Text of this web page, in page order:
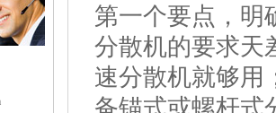
第一个要点，明
分散机的要求天
速分散机就够用
备锚式或螺杆式